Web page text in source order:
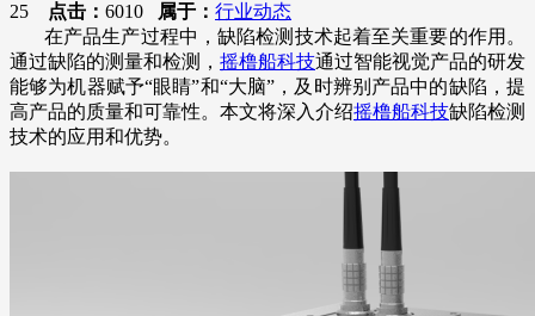
25
点击： 6010 属于： 行业动态
在产品生产过程中，缺陷检测技术起着至关重要的作用。
通过缺陷的测量和检测， 摇橹船科技通过智能视觉产品的研发
能够为机器赋予“眼睛”和“大脑”，及时辨别产品中的缺陷，提
高产品的质量和可靠性。本文将深入介绍摇橹船科技缺陷检测
技术的应用和优势。